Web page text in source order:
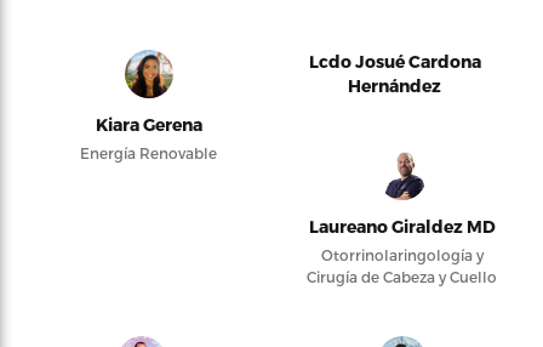
Kiara Gerena
Energía Renovable
Lcdo Josué Cardona
Hernández
Laureano Giraldez MD
Otorrinolaringología y
Cirugía de Cabeza y Cuello